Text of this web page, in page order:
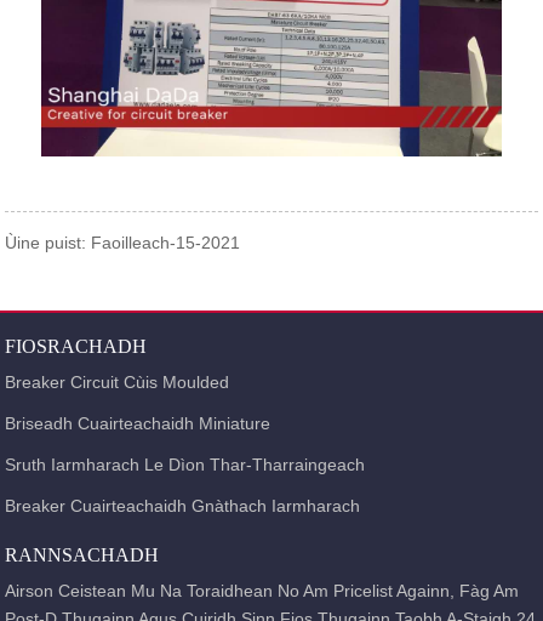
Ùine puist: Faoilleach-15-2021
FIOSRACHADH
Breaker Circuit Cùis Moulded
Briseadh Cuairteachaidh Miniature
Sruth Iarmharach Le Dìon Thar-Tharraingeach
Breaker Cuairteachaidh Gnàthach Iarmharach
RANNSACHADH
Airson Ceistean Mu Na Toraidhean No Am Pricelist Againn, Fàg Am